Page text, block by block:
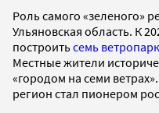
Роль самого «зеленого»
Ульяновская область. К
построитьсемь
Местные жители
«городом на семи
регион стал пионером